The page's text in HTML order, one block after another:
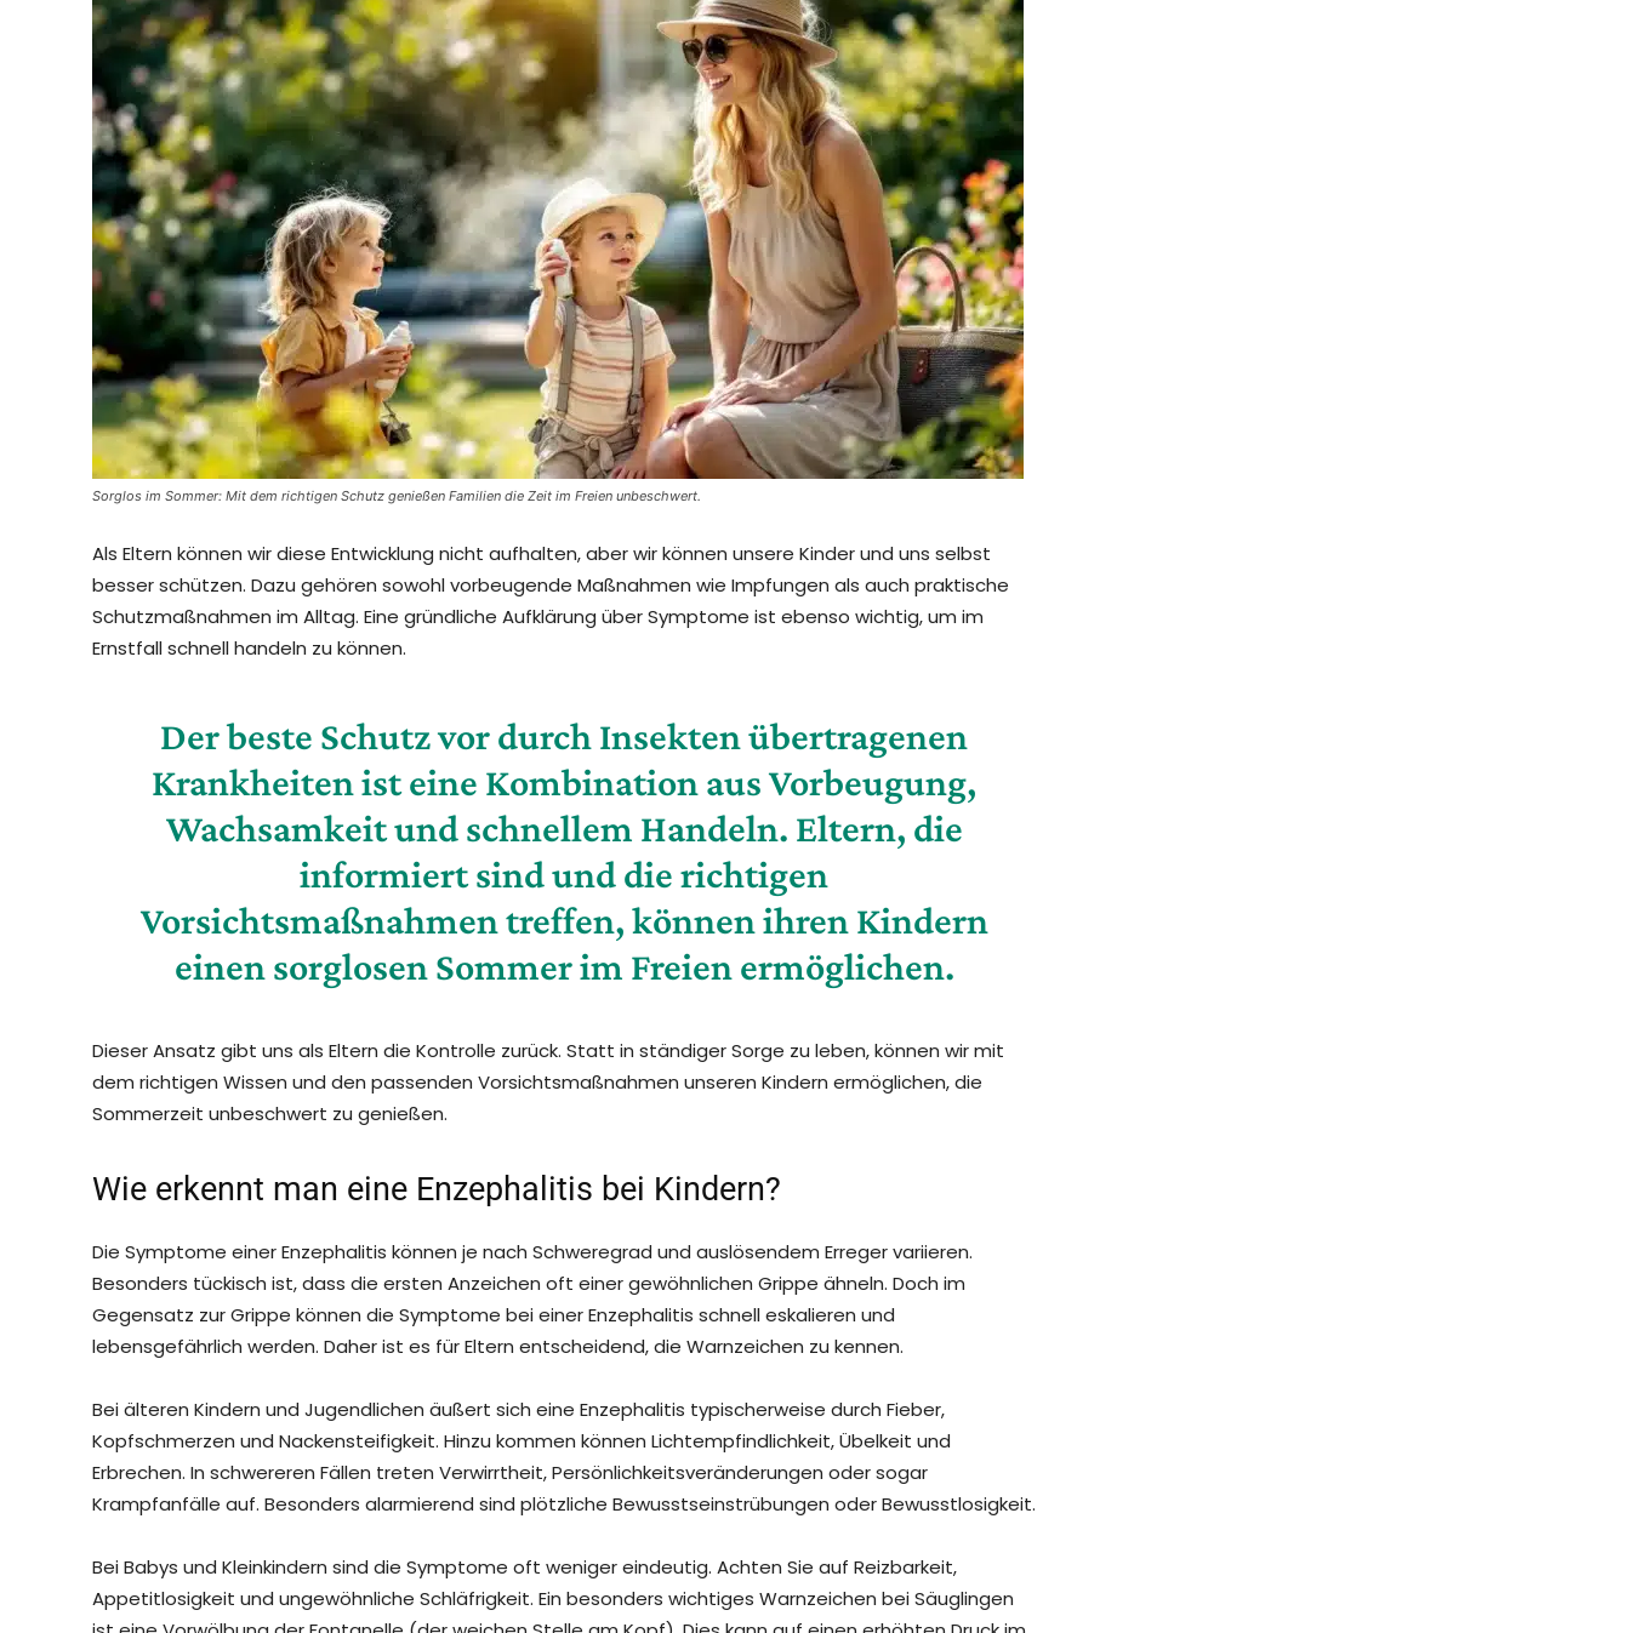
Sorglos im Sommer: Mit dem richtigen Schutz genießen Familien die Zeit im Freien unbeschwert.
Als Eltern können wir diese Entwicklung nicht aufhalten, aber wir können unsere Kinder und uns selbst
besser schützen. Dazu gehören sowohl vorbeugende Maßnahmen wie Impfungen als auch praktische
Schutzmaßnahmen im Alltag. Eine gründliche Aufklärung über Symptome ist ebenso wichtig, um im
Ernstfall schnell handeln zu können.
Der beste Schutz vor durch Insekten übertragenen
Krankheiten ist eine Kombination aus Vorbeugung,
Wachsamkeit und schnellem Handeln. Eltern, die
informiert sind und die richtigen
Vorsichtsmaßnahmen treffen, können ihren Kindern
einen sorglosen Sommer im Freien ermöglichen.
Dieser Ansatz gibt uns als Eltern die Kontrolle zurück. Statt in ständiger Sorge zu leben, können wir mit
dem richtigen Wissen und den passenden Vorsichtsmaßnahmen unseren Kindern ermöglichen, die
Sommerzeit unbeschwert zu genießen.
Wie erkennt man eine Enzephalitis bei Kindern?
Die Symptome einer Enzephalitis können je nach Schweregrad und auslösendem Erreger variieren.
Besonders tückisch ist, dass die ersten Anzeichen oft einer gewöhnlichen Grippe ähneln. Doch im
Gegensatz zur Grippe können die Symptome bei einer Enzephalitis schnell eskalieren und
lebensgefährlich werden. Daher ist es für Eltern entscheidend, die Warnzeichen zu kennen.
Bei älteren Kindern und Jugendlichen äußert sich eine Enzephalitis typischerweise durch Fieber,
Kopfschmerzen und Nackensteifigkeit. Hinzu kommen können Lichtempfindlichkeit, Übelkeit und
Erbrechen. In schwereren Fällen treten Verwirrtheit, Persönlichkeitsveränderungen oder sogar
Krampfanfälle auf. Besonders alarmierend sind plötzliche Bewusstseinstrübungen oder Bewusstlosigkeit.
Bei Babys und Kleinkindern sind die Symptome oft weniger eindeutig. Achten Sie auf Reizbarkeit,
Appetitlosigkeit und ungewöhnliche Schläfrigkeit. Ein besonders wichtiges Warnzeichen bei Säuglingen